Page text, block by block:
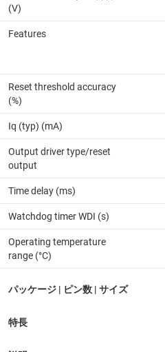
(V)
Features
Reset threshold accuracy
(%)
Iq (typ) (mA)
Output driver type/reset
output
Time delay (ms)
Watchdog timer WDI (s)
Operating temperature
range (°C)